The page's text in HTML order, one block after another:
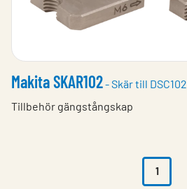
Makita SKAR102- Skär till DSC102
Tillbehör gängstångskap
1